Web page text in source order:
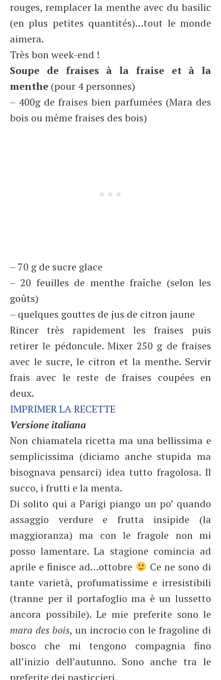
rouges, remplacer la menthe avec du basilic
(en plus petites quantités)…tout le monde
aimera.
Très bon week-end !
Soupe de fraises à la fraise et à la
menthe (pour 4 personnes)
– 400g de fraises bien parfumées (Mara des
bois ou même fraises des bois)
– 70 g de sucre glace
– 20 feuilles de menthe fraîche (selon les
goûts)
– quelques gouttes de jus de citron jaune
Rincer très rapidement les fraises puis
retirer le pédoncule. Mixer 250 g de fraises
avec le sucre, le citron et la menthe. Servir
frais avec le reste de fraises coupées en
deux.
IMPRIMER LA RECETTE
Versione italiana
Non chiamatela ricetta ma una bellissima e
semplicissima (diciamo anche stupida ma
bisognava pensarci) idea tutto fragolosa. Il
succo, i frutti e la menta.
Di solito qui a Parigi piango un po’ quando
assaggio verdure e frutta insipide (la
maggioranza) ma con le fragole non mi
posso lamentare. La stagione comincia ad
aprile e finisce ad…ottobre
Ce ne sono di
tante varietà, profumatissime e irresistibili
(tranne per il portafoglio ma è un lussetto
ancora possibile). Le mie preferite sono le
mara des bois, un incrocio con le fragoline di
bosco che mi tengono compagnia fino
all’inizio dell’autunno. Sono anche tra le
preferite dei pasticcieri.